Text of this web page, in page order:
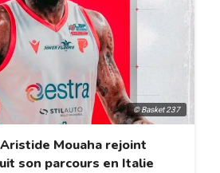
© Basket 237
Mouaha rejoint
son parcours en Italie